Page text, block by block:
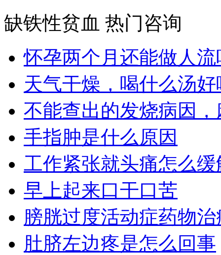
缺铁性贫血 热门咨询
怀孕两个月还能做人流
天气干燥，喝什么汤好
不能查出的发烧病因
手指肿是什么原因
工作紧张就头痛怎么缓
早上起来口干口苦
膀胱过度活动症药物
肚脐左边疼是怎么回事